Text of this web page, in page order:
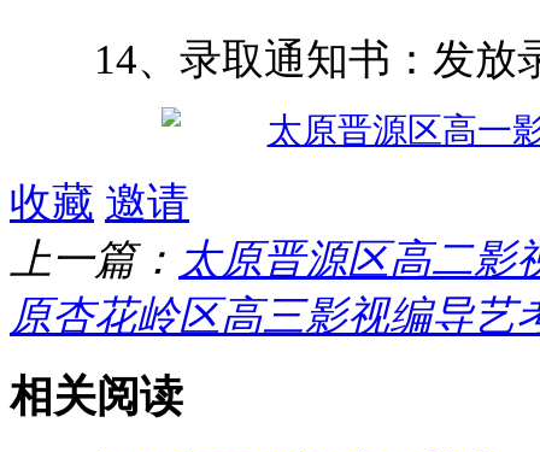
14、录取通知书：发放
收藏 邀请
上一篇： 太原晋源区高二影
原杏花岭区高三影视编导艺
相关阅读